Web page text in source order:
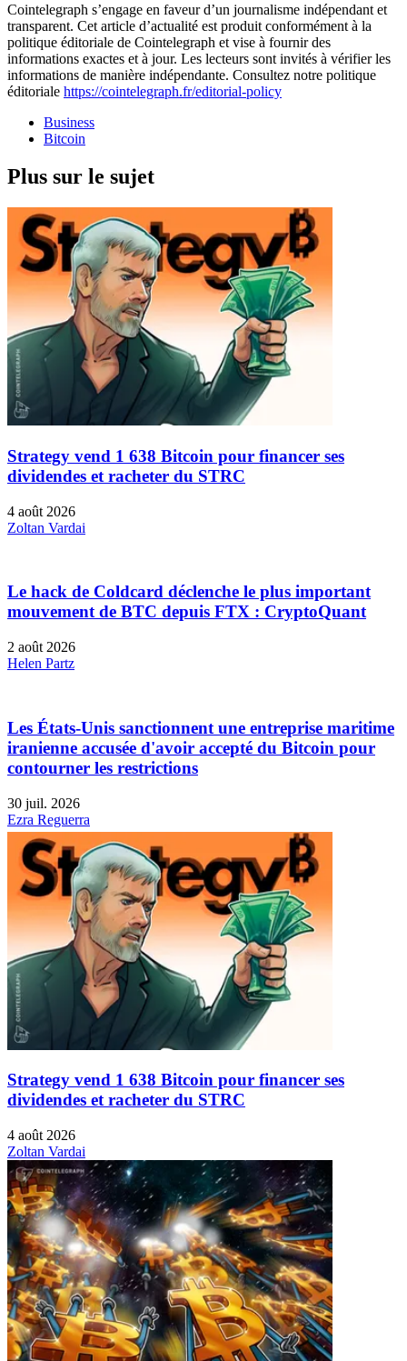
Cointelegraph s’engage en faveur d’un journalisme indépendant et
transparent. Cet article d’actualité est produit conformément à la
politique éditoriale de Cointelegraph et vise à fournir des
informations exactes et à jour. Les lecteurs sont invités à vérifier les
informations de manière indépendante. Consultez notre politique
éditoriale https://cointelegraph.fr/editorial-policy
Business
Bitcoin
Plus sur le sujet
Strategy vend 1 638 Bitcoin pour financer ses
dividendes et racheter du STRC
4 août 2026
Zoltan Vardai
Le hack de Coldcard déclenche le plus important
mouvement de BTC depuis FTX : CryptoQuant
2 août 2026
Helen Partz
Les États-Unis sanctionnent une entreprise maritime
iranienne accusée d'avoir accepté du Bitcoin pour
contourner les restrictions
30 juil. 2026
Ezra Reguerra
Strategy vend 1 638 Bitcoin pour financer ses
dividendes et racheter du STRC
4 août 2026
Zoltan Vardai